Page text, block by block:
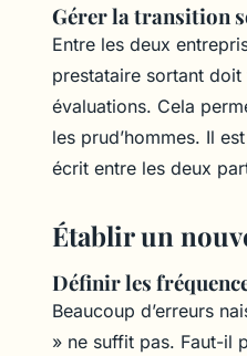
Gérer la transition
Entre les deux
prestataire sortant
évaluations. Cela
les prud’hommes. Il
écrit entre les deux
Établir un
Définir les
Beaucoup d’erreurs
» ne suffit pas. Faut-il